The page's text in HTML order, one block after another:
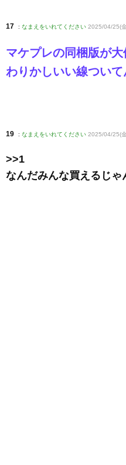
17 : なまえをいれてください 2025/04/25(
マケプレの同梱版が
わりかしいい線つい
19 : なまえをいれてください 2025/04/25(
>>1
なんだみんな買えるじゃ